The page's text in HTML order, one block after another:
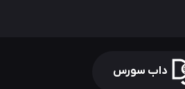
داب سورس